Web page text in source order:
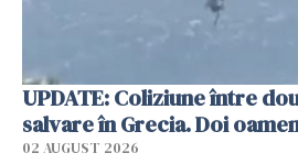
UPDATE: Coliziune între
salvare în Grecia. Doi
02 AUGUST 2026